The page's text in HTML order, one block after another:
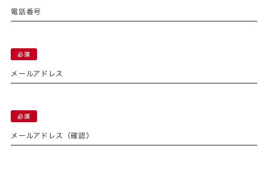
電話番号
メールアドレス
メールアドレス（確認）